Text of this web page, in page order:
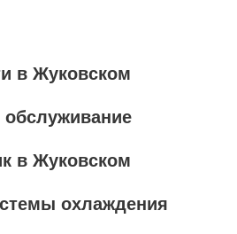
в Жуковском
обслуживание
в Жуковском
охлаждения